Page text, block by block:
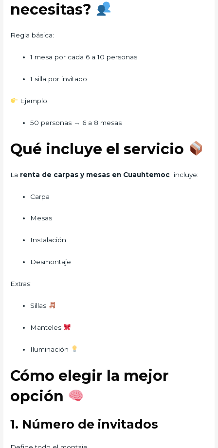
necesitas?
Regla básica:
1 mesa por cada 6 a 10 personas
1 silla por invitado
Ejemplo:
50 personas → 6 a 8 mesas
Qué incluye el servicio
La renta de carpas y mesas en Cuauhtemoc incluye:
Carpa
Mesas
Instalación
Desmontaje
Extras:
Sillas
Manteles
Iluminación
Cómo elegir la mejor
opción
1. Número de invitados